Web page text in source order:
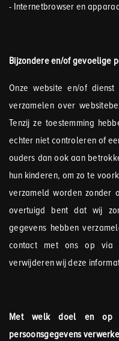
- Internetbrowser en
Bijzondere en/of gevoelige
Onze website en/of
verzamelen over
Tenzij ze toestemming
echter niet controleren of
ouders dan ook aan
hun kinderen, om zo te
verzameld worden zonder
overtuigd bent dat wij
gegevens hebben
contact met ons op
verwijderen wij deze
Met welk doel en op
persoonsgegevens